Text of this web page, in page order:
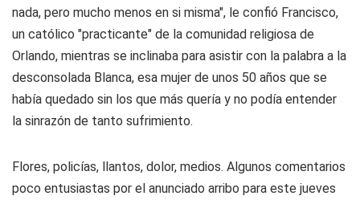
nada, pero mucho menos en si misma", le confió Francisco,
un católico "practicante" de la comunidad religiosa de
Orlando, mientras se inclinaba para asistir con la palabra a la
desconsolada Blanca, esa mujer de unos 50 años que se
había quedado sin los que más quería y no podía entender
la sinrazón de tanto sufrimiento.
Flores, policías, llantos, dolor, medios. Algunos comentarios
poco entusiastas por el anunciado arribo para este jueves